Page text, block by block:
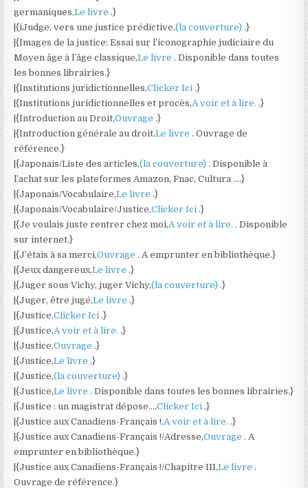
germaniques,Le livre .}
|{iJudge, vers une justice prédictive,(la couverture) .}
|{Images de la justice: Essai sur l’iconographie judiciaire du
Moyen âge à l’âge classique,Le livre . Disponible dans toutes
les bonnes librairies.}
|{Institutions juridictionnelles,Clicker Ici .}
|{Institutions juridictionnelles et procès,A voir et à lire. .}
|{Introduction au Droit,Ouvrage .}
|{Introduction générale au droit,Le livre . Ouvrage de
référence.}
|{Japonais/Liste des articles,(la couverture) . Disponible à
l’achat sur les plateformes Amazon, Fnac, Cultura ….}
|{Japonais/Vocabulaire,Le livre .}
|{Japonais/Vocabulaire/Justice,Clicker Ici .}
|{Je voulais juste rentrer chez moi,A voir et à lire. . Disponible
sur internet.}
|{J’étais à sa merci,Ouvrage . A emprunter en bibliothèque.}
|{Jeux dangereux,Le livre .}
|{Juger sous Vichy, juger Vichy,(la couverture) .}
|{Juger, être jugé,Le livre .}
|{Justice,Clicker Ici .}
|{Justice,A voir et à lire. .}
|{Justice,Ouvrage .}
|{Justice,Le livre .}
|{Justice,(la couverture) .}
|{Justice,Le livre . Disponible dans toutes les bonnes librairies.}
|{Justice : un magistrat dépose…,Clicker Ici .}
|{Justice aux Canadiens-Français !,A voir et à lire. .}
|{Justice aux Canadiens-Français !/Adresse,Ouvrage . A
emprunter en bibliothèque.}
|{Justice aux Canadiens-Français !/Chapitre III,Le livre .
Ouvrage de référence.}